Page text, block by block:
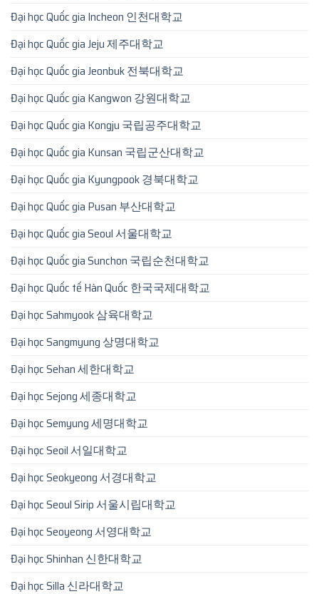
Đại học Quốc gia Incheon 인천대학교
Đại học Quốc gia Jeju 제주대학교
Đại học Quốc gia Jeonbuk 전북대학교
Đại học Quốc gia Kangwon 강원대학교
Đại học Quốc gia Kongju 국립공주대학교
Đại học Quốc gia Kunsan 국립군산대학교
Đại học Quốc gia Kyungpook 경북대학교
Đại học Quốc gia Pusan 부산대학교
Đại học Quốc gia Seoul 서울대학교
Đại học Quốc gia Sunchon 국립순천대학교
Đại học Quốc tế Hàn Quốc 한국국제대학교
Đại học Sahmyook 삼육대학교
Đại học Sangmyung 상명대학교
Đại học Sehan 세한대학교
Đại học Sejong 세종대학교
Đại học Semyung 세명대학교
Đại học Seoil 서일대학교
Đại học Seokyeong 서경대학교
Đại học Seoul Sirip 서울시립대학교
Đại học Seoyeong 서영대학교
Đại học Shinhan 신한대학교
Đại học Silla 신라대학교